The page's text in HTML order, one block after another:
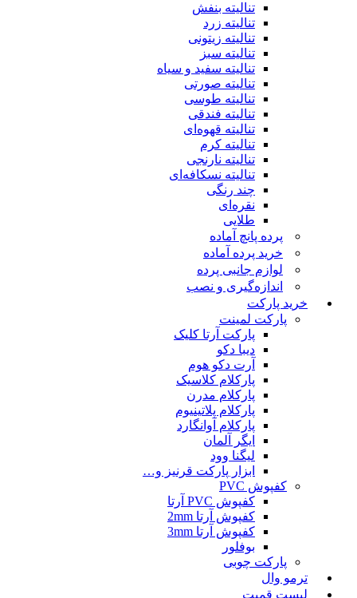
تنالیته بنفش
تنالیته زرد
تنالیته زیتونی
تنالیته سبز
تنالیته سفید و سیاه
تنالیته صورتی
تنالیته طوسی
تنالیته فندقی
تنالیته قهوه‌ای
تنالیته کرم
تنالیته نارنجی
تنالیته نسکافه‌ای
چند رنگی
نقره‌ای
طلایی
پرده پانچ آماده
خرید پرده آماده
لوازم جانبی پرده
اندازه‌گیری و نصب
خرید پارکت
پارکت لمینت
پارکت آرتا کلیک
دیبا دکو
آرت دکو هوم
پارکلام کلاسیک
پارکلام مدرن
پارکلام پلاتینیوم
پارکلام آوانگارد
ایگر آلمان
لیگنا وود
ابزار پارکت قرنیز و…
کفپوش PVC
کفپوش PVC آرتا
کفپوش آرتا 2mm
کفپوش آرتا 3mm
بوفلور
پارکت چوبی
ترمو وال
لیست قمیت